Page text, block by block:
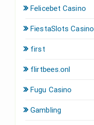
Felicebet Casino
FiestaSlots Casino
first
flirtbees.onl
Fugu Casino
Gambling